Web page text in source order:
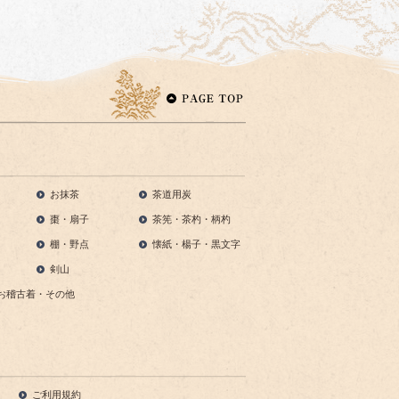
お抹茶 茶道用炭
棗・扇子 茶筅・茶杓・柄杓
棚・野点 懐紙・楊子・黒文字
剣山
稽古着・その他
ご利用規約